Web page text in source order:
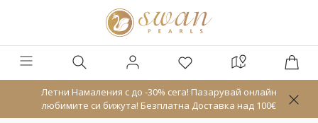
Летни Намаления с до -30% сега! Пазарувай онлайн
любимите си бижута! Безплатна Доставка над 100€